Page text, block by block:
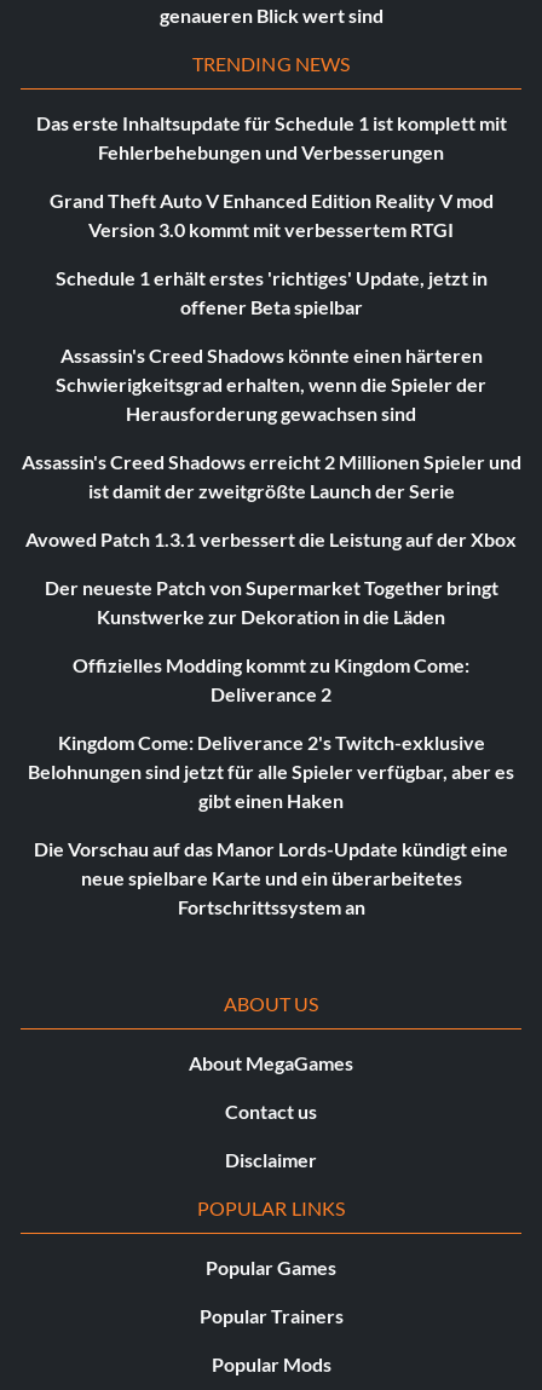
genaueren Blick wert sind
TRENDING NEWS
Das erste Inhaltsupdate für Schedule 1 ist komplett mit
Fehlerbehebungen und Verbesserungen
Grand Theft Auto V Enhanced Edition Reality V mod
Version 3.0 kommt mit verbessertem RTGI
Schedule 1 erhält erstes 'richtiges' Update, jetzt in
offener Beta spielbar
Assassin's Creed Shadows könnte einen härteren
Schwierigkeitsgrad erhalten, wenn die Spieler der
Herausforderung gewachsen sind
Assassin's Creed Shadows erreicht 2 Millionen Spieler und
ist damit der zweitgrößte Launch der Serie
Avowed Patch 1.3.1 verbessert die Leistung auf der Xbox
Der neueste Patch von Supermarket Together bringt
Kunstwerke zur Dekoration in die Läden
Offizielles Modding kommt zu Kingdom Come:
Deliverance 2
Kingdom Come: Deliverance 2's Twitch-exklusive
Belohnungen sind jetzt für alle Spieler verfügbar, aber es
gibt einen Haken
Die Vorschau auf das Manor Lords-Update kündigt eine
neue spielbare Karte und ein überarbeitetes
Fortschrittssystem an
ABOUT US
About MegaGames
Contact us
Disclaimer
POPULAR LINKS
Popular Games
Popular Trainers
Popular Mods